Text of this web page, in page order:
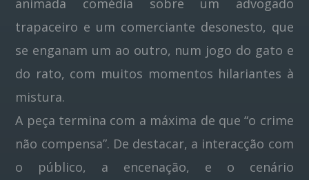
animada comédia sobre um advogado
trapaceiro e um comerciante desonesto, que
se enganam um ao outro, num jogo do gato e
do rato, com muitos momentos hilariantes à
mistura.
A peça termina com a máxima de que “o crime
não compensa”. De destacar, a interacção com
o público, a encenação, e o cenário